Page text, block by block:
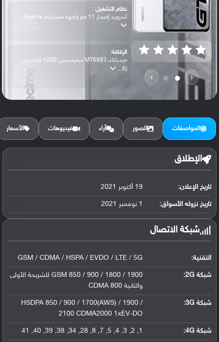
‹
›
نظام التشغيل:
أندرويد إصدار 11 مع واجهة مستخدم Realme ...
الرقاقة:
ميدياتك MT6893 ديمينسيتي 1200 فايف جي
(6...
الرام / التخزين:
البطارية:
ليثيوم بوليمر سعة 4500 مللي أمبير, غير ق...
المواصفات الصور آراء فيديوهات الأسعار
الإطلاق
تاريخ الإعلان: 19 أكتوبر 2021
تاريخ نزوله الأسواق: 1 نوفمبر 2021
شبكة الاتصال
التقنية: GSM / CDMA / HSPA / EVDO / LTE / 5G
شبكة 2G:
GSM 850 / 900 / 1800 / 1900 للشريحة الأولى
والثانية CDMA 800
شبكة 3G :
HSDPA 850 / 900 / 1700(AWS) / 1900 /
2100 CDMA2000 1xEV-DO
شبكة 4G :
1, 2, 3, 4, 5, 7, 8, 28, 34, 38, 39, 40, 41